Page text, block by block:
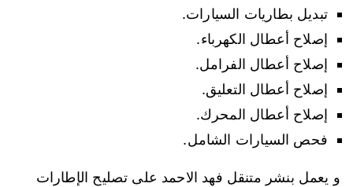
تبديل بطاريات السيارات.
إصلاح أعطال الكهرباء.
إصلاح أعطال الفرامل.
إصلاح أعطال التعليق.
إصلاح أعطال المحرك.
فحص السيارات الشامل.
و يعمل بنشر متنقل فهد الاحمد على تصليح الإطارات